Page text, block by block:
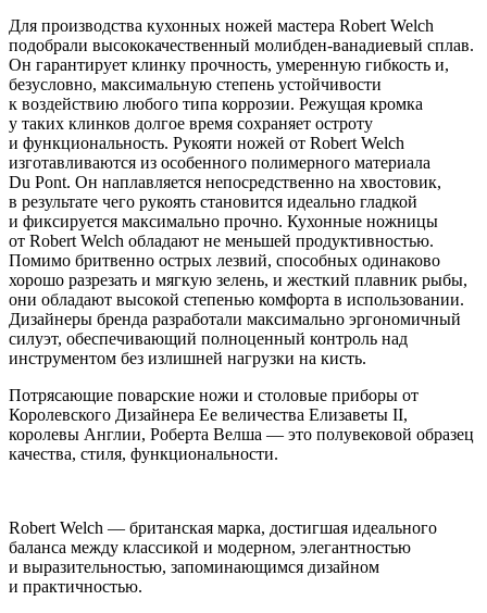
Для производства кухонных ножей мастера Robert Welch
подобрали высококачественный молибден-ванадиевый сплав.
Он гарантирует клинку прочность, умеренную гибкость и,
безусловно, максимальную степень устойчивости
к воздействию любого типа коррозии. Режущая кромка
у таких клинков долгое время сохраняет остроту
и функциональность. Рукояти ножей от Robert Welch
изготавливаются из особенного полимерного материала
Du Pont. Он наплавляется непосредственно на хвостовик,
в результате чего рукоять становится идеально гладкой
и фиксируется максимально прочно. Кухонные ножницы
от Robert Welch обладают не меньшей продуктивностью.
Помимо бритвенно острых лезвий, способных одинаково
хорошо разрезать и мягкую зелень, и жесткий плавник рыбы,
они обладают высокой степенью комфорта в использовании.
Дизайнеры бренда разработали максимально эргономичный
силуэт, обеспечивающий полноценный контроль над
инструментом без излишней нагрузки на кисть.
Потрясающие поварские ножи и столовые приборы от
Королевского Дизайнера Ее величества Елизаветы II,
королевы Англии, Роберта Велша — это полувековой образец
качества, стиля, функциональности.
Robert Welch — британская марка, достигшая идеального
баланса между классикой и модерном, элегантностью
и выразительностью, запоминающимся дизайном
и практичностью.